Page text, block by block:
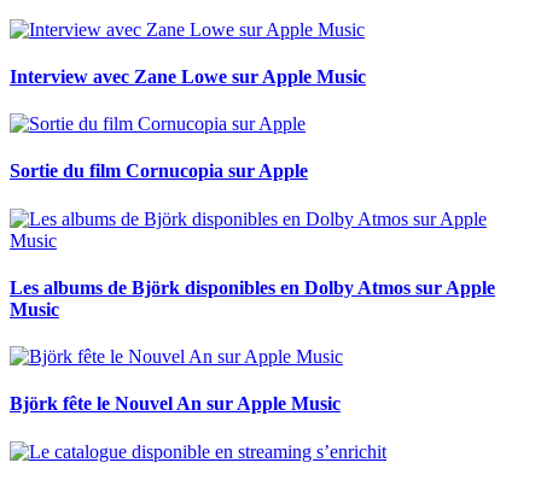
Interview avec Zane Lowe sur Apple Music
Sortie du film Cornucopia sur Apple
Les albums de Björk disponibles en Dolby Atmos sur Apple
Music
Björk fête le Nouvel An sur Apple Music